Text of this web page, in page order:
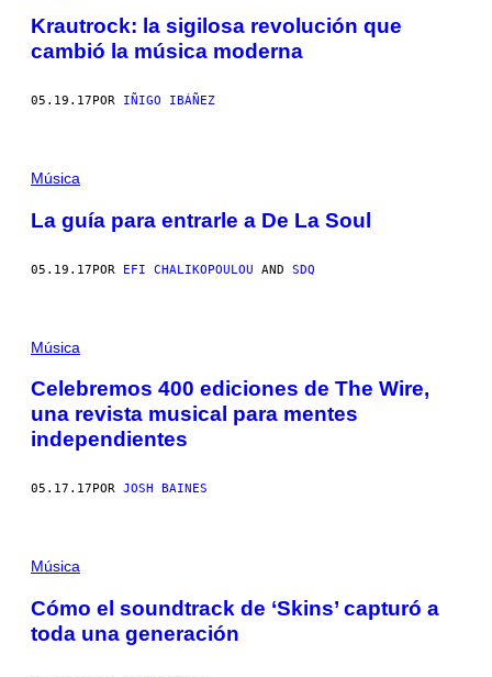
Krautrock: la sigilosa revolución que
cambió la música moderna
05.19.17 POR IÑIGO IBÁÑEZ
Música
La guía para entrarle a De La Soul
05.19.17POR EFI CHALIKOPOULOU AND SDQ
Música
Celebremos 400 ediciones de The Wire,
una revista musical para mentes
independientes
05.17.17 POR JOSH BAINES
Música
Cómo el soundtrack de ‘Skins’ capturó a
toda una generación